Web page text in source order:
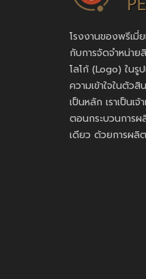
โรงงานของพรีเมี่
กับการจัดจำหน่า
โลโก้ (Logo) ใน
ความเข้าใจในตัว
เป็นหลัก เราเป็นเ
ตอนกระบวนการผ
เดียว ด้วยการผลิต